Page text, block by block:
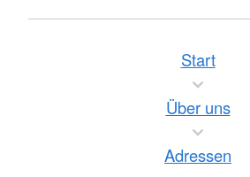
Start
Über uns
Adressen